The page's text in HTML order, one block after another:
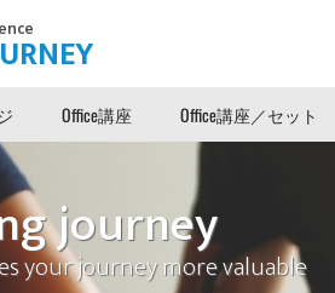
Office講座 Office講座／セット
journey
your journey more valuable